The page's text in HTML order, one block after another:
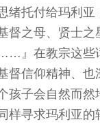
绪托付给玛利亚
督之母、贤士之
』在教宗这些
督信仰精神、也
孩子会自然而然
样寻求玛利亚的